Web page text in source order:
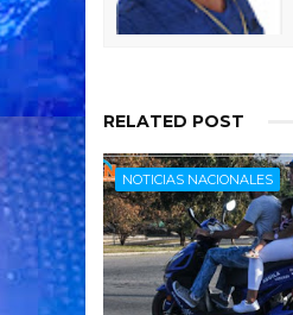
RELATED POST
NOTICIAS NACIONALES